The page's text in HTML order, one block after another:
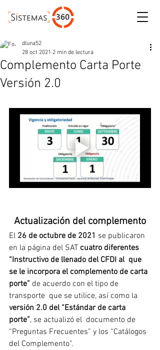
Complemento Carta Porte
Versión 2.0
dluna52
28 oct 2021 2 min de lectura
Actualización del complemento
El 26 de octubre de 2021 se publicaron
en la página del SAT cuatro diferentes
“Instructivo de llenado del CFDI al  que
se le incorpora el complemento de carta
porte” de acuerdo con el tipo de
transporte  que se utilice, así como la
versión 2.0 del “Estándar de carta
porte”, se actualizó el  documento de
“Preguntas Frecuentes” y los “Catálogos
del Complemento”.